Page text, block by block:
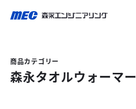
商品カテゴリー
森永タオルウォーマー